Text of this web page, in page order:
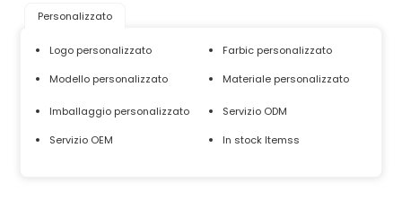
Personalizzato
Logo personalizzato
Modello personalizzato
Farbic personalizzato
Materiale personalizzato
Imballaggio personalizzato
Servizio OEM
Servizio ODM
In stock ltemss